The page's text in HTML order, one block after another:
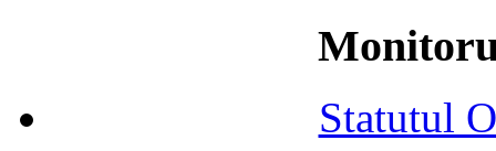
Statutul